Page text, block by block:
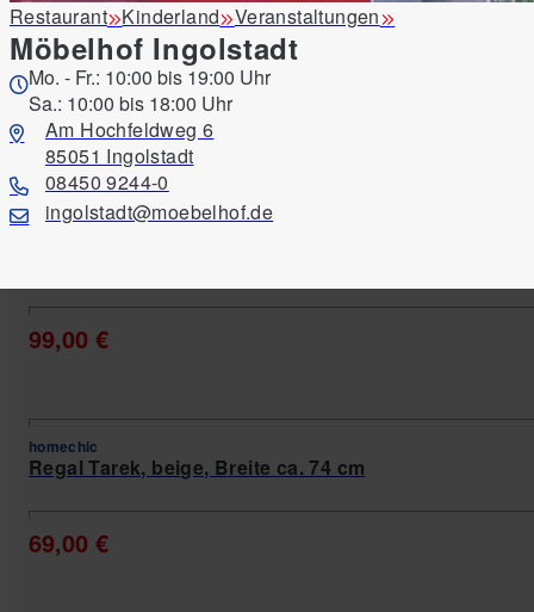
Restaurant Kinderland Veranstaltungen
Möbelhof Ingolstadt
Mo. - Fr.: 10:00 bis 19:00 Uhr
Sa.: 10:00 bis 18:00 Uhr
Am Hochfeldweg 6
85051 Ingolstadt
08450 9244-0
ingolstadt@moebelhof.de
homechic
Kommode Tarek, Dekor Eiche, Breite ca. 74 cm
65,00 €
99,00 €
homechic
Regal Tarek, beige, Breite ca. 74 cm
69,00 €